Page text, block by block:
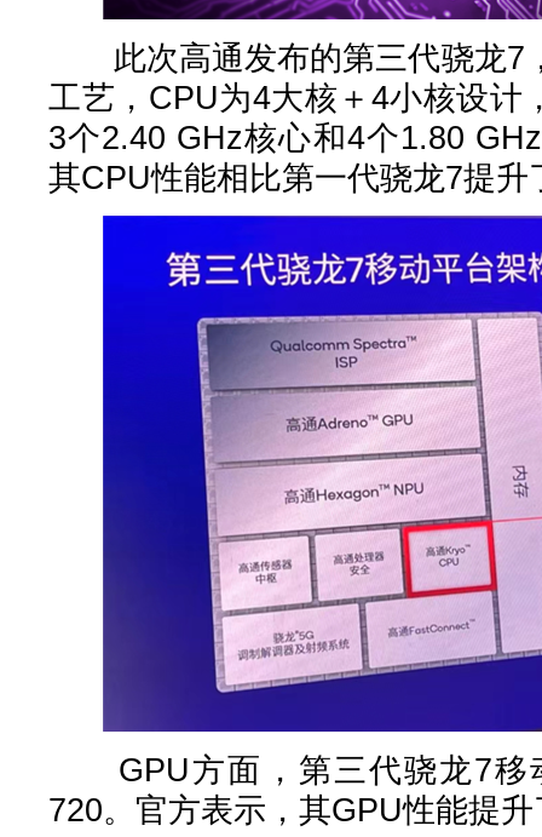
此次高通发布的第三代骁龙7
工艺，CPU为4大核＋4小核设计
3个2.40 GHz核心和4个1.80
其CPU性能相比第一代骁龙7提升
GPU方面，第三代骁龙7移
720。官方表示，其GPU性能提